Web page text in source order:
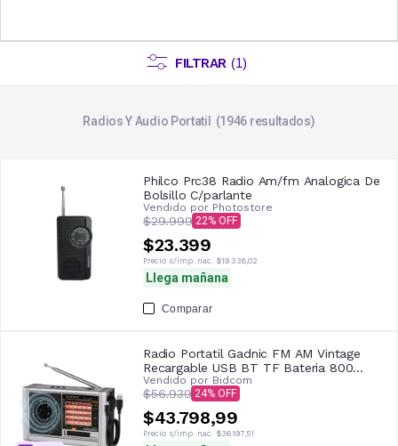
FILTRAR (1)
Radios Y Audio Portatil 1946 resultados
Philco Prc38 Radio Am/fm Analogica De
Bolsillo C/parlante
Vendido por Photostore
$29.999 22
$23.399
Precio s/imp. nac. $19.338,02
Llega mañana
Comparar
Radio Portatil Gadnic FM AM Vintage
Recargable USB BT TF Bateria 800
mAh Altavoz 3 W
Vendido por Bidcom
$56.939 24
$43.798,99
Precio s/imp. nac. $36.197,51